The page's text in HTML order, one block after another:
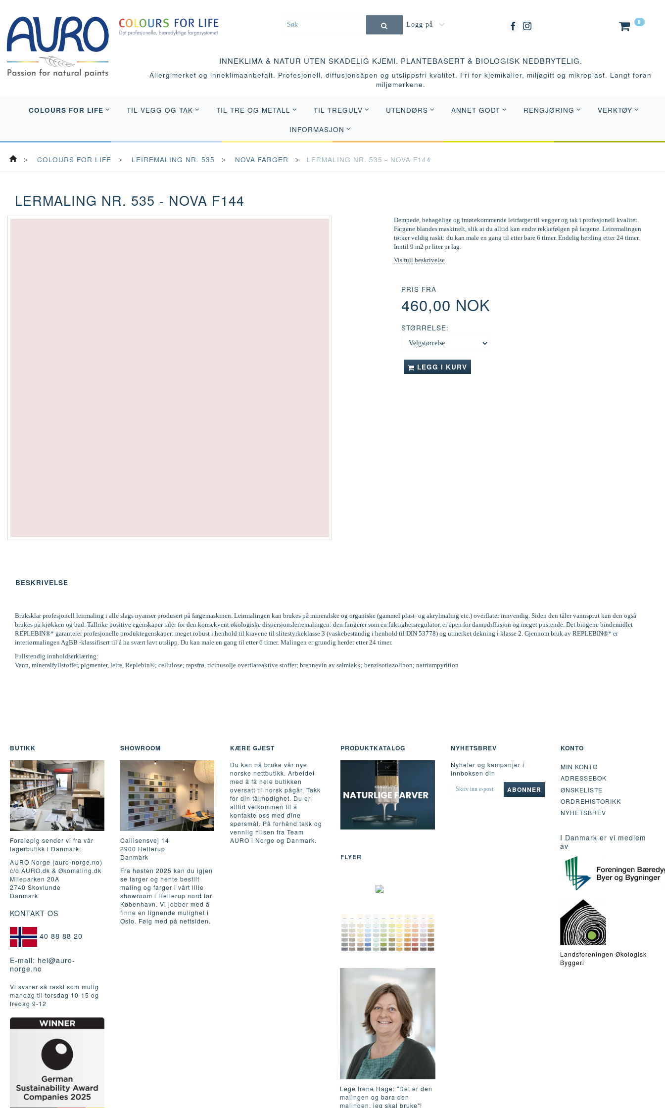
0
Logg på
INNEKLIMA & NATUR UTEN SKADELIG KJEMI. PLANTEBASERT & BIOLOGISK NEDBRYTELIG.
Allergimerket og inneklimaanbefalt. Profesjonell, diffusjonsåpen og utslippsfri kvalitet. Fri for kjemikalier, miljøgift og mikroplast. Langt foran
miljømerkene.
COLOURS FOR LIFE TIL VEGG OG TAK TIL TRE OG METALL TIL TREGULV UTENDØRS ANNET GODT RENGJØRING VERKTØY
INFORMASJON
COLOURS FOR LIFE LEIREMALING NR. 535 NOVA FARGER LERMALING NR. 535 - NOVA F144
LERMALING NR. 535 - NOVA F144
Dempede, behagelige og imøtekommende leirfarger til vegger og tak i profesjonell kvalitet.
Fargene blandes maskinelt, slik at du alltid kan endre rekkefølgen på fargene. Leiremalingen
tørker veldig raskt: du kan male en gang til etter bare 6 timer. Endelig herding etter 24 timer.
Inntil 9 m2 pr liter pr lag.
Vis full beskrivelse
PRIS FRA
460,00 NOK
STØRRELSE:
LEGG I KURV
BESKRIVELSE
Bruksklar profesjonell leirmaling i alle slags nyanser produsert på fargemaskinen. Leirmalingen kan brukes på mineralske og organiske (gammel plast- og akrylmaling etc.) overflater innvendig. Siden den tåler vannsprut kan den også
brukes på kjøkken og bad. Tallrike positive egenskaper taler for den konsekvent økologiske dispersjonsleiremalingen: den fungerer som en fuktighetsregulator, er åpen for dampdiffusjon og meget pustende. Det biogene bindemidlet
REPLEBIN®* garanterer profesjonelle produktegenskaper: meget robust i henhold til kravene til slitestyrkeklasse 3 (vaskebestandig i henhold til DIN 53778) og utmerket dekning i klasse 2. Gjennom bruk av REPLEBIN®* er
interiørmalingen AgBB -klassifisert til å ha svært lavt utslipp. Du kan male en gang til etter 6 timer. Malingen er grundig herdet etter 24 timer.
Fullstendig innholdserklæring:
Vann, mineralfyllstoffer, pigmenter, leire, Replebin®; cellulose; rapsfrø, ricinusolje overflateaktive stoffer; brennevin av salmiakk; benzisotiazolinon; natriumpyrition
BUTIKK
Foreløpig sender vi fra vår
lagerbutikk i Danmark:
AURO Norge (auro-norge.no)
c/o AURO.dk & Økomaling.dk
Mileparken 20A
2740 Skovlunde
Danmark
KONTAKT OS
40 88 88 20
E-mail: hei@auro-
norge.no
Vi svarer så raskt som mulig
mandag til torsdag 10-15 og
fredag ​​9-12
SHOWROOM
Callisensvej 14
2900 Hellerup
Danmark
Fra høsten 2025 kan du igjen
se farger og hente bestilt
maling og farger i vårt lille
showroom i Hellerup nord for
København. Vi jobber med å
finne en lignende mulighet i
Oslo. Følg med på nettsiden.
KÆRE GJEST
Du kan nå bruke vår nye
norske nettbutikk. Arbeidet
med å få hele butikken
oversatt til norsk pågår. Takk
for din tålmodighet. Du er
alltid velkommen til å
kontakte oss med dine
spørsmål. På forhånd takk og
vennlig hilsen fra Team
AURO i Norge og Danmark.
PRODUKTKATALOG
FLYER
Lege Irene Hage: "Det er den
malingen og bara den
malingen, jeg skal bruke"!
NYHETSBREV
Nyheter og kampanjer i
innboksen din
SKRIV
ABONNER
KONTO
MIN KONTO
ADRESSEBOK
ØNSKELISTE
ORDREHISTORIKK
NYHETSBREV
I Danmark er vi medlem
av
Landsforeningen Økologisk
Byggeri